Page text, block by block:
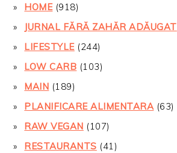
HOME(918)
JURNAL FĂRĂ ZAHĂR ADĂUGAT
LIFESTYLE(244)
LOW CARB (103)
MAIN (189)
PLANIFICARE ALIMENTARA(63)
RAW VEGAN (107)
RESTAURANTS (41)